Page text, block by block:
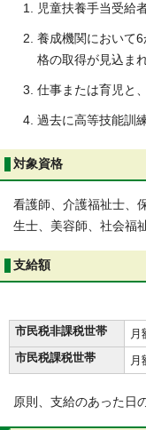
児童扶養手当受給
養成機関において
格の取得が見込ま
仕事または育児と
過去に高等技能訓
対象資格
看護師、介護福祉士、
生士、美容師、社会福
支給額
市民税非課税世帯
月
市民税課税世帯
月
原則、支給のあった日